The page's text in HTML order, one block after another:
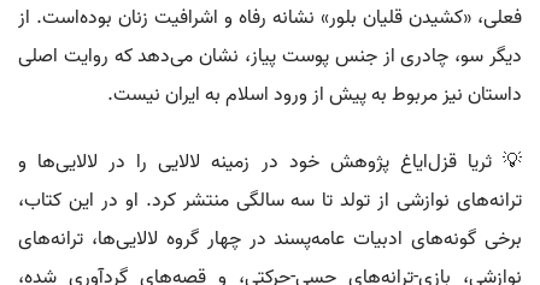
فعلی، «کشیدن قلیان بلور» نشانه رفاه و اشرافیت زنان بوده‌است. از
دیگر سو، چادری از جنس پوست پیاز، نشان می‌دهد که روایت اصلی
داستان نیز مربوط به پیش از ورود اسلام به ایران نیست.
💡 ثریا قزل‌ایاغ پژوهش خود در زمینه لالایی را در لالایی‌ها و
ترانه‌های نوازشی از تولد تا سه سالگی منتشر کرد. او در این کتاب،
برخی گونه‌های ادبیات عامه‌پسند در چهار گروه لالایی‌ها، ترانه‌های
نوازشی، بازی-ترانه‌های حسی-حرکتی، و قصه‌های گردآوری شده،